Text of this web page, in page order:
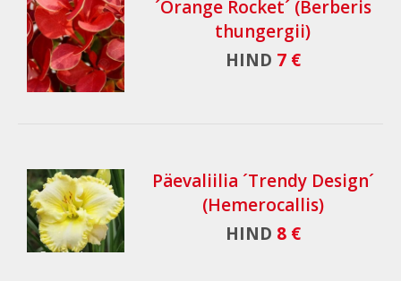
´Orange Rocket´ (Berberis
thungergii)
HIND 7 €
Päevaliilia ´Trendy Design´
(Hemerocallis)
HIND 8 €